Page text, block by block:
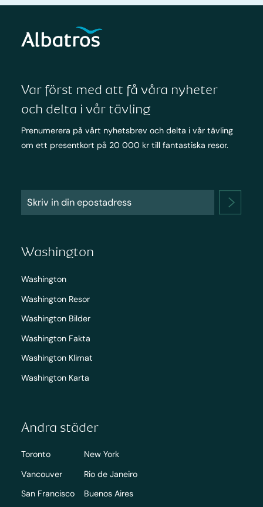
Var först med att få våra nyheter
och delta i vår tävling
Prenumerera på vårt nyhetsbrev och delta i vår tävling
om ett presentkort på 20 000 kr till fantastiska resor.
Washington
Washington
Washington Resor
Washington Bilder
Washington Fakta
Washington Klimat
Washington Karta
Andra städer
Toronto
Vancouver
San Francisco
New York
Rio de Janeiro
Buenos Aires